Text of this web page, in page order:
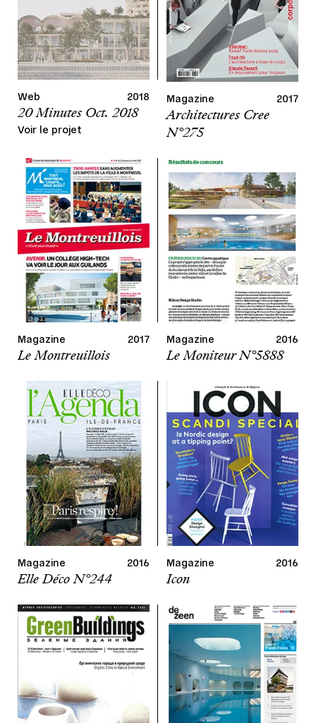
Web 2018
20 Minutes Oct. 2018
Voir le projet
Magazine 2017
Architectures Cree
N°275
Magazine 2017
Le Montreuillois
Magazine 2016
Le Moniteur N°5888
Magazine 2016
Elle Déco N°244
Magazine 2016
Icon